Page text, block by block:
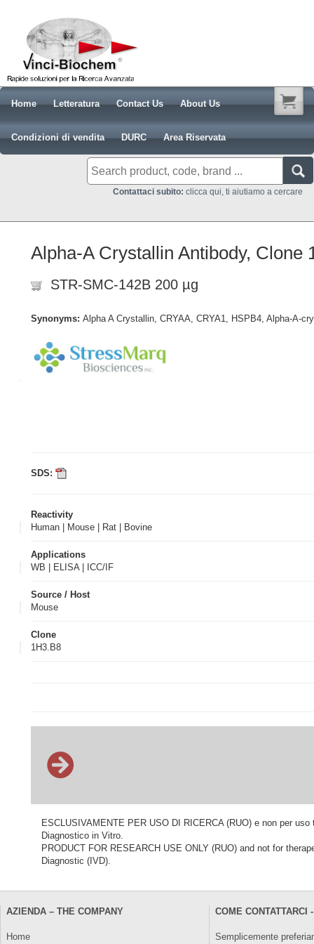
Home Letteratura Contact Us About Us
Condizioni di vendita DURC Area Riservata
Contattaci subito: clicca qui, ti aiutiamo a cercare
Alpha-A Crystallin Antibody, Clone
STR-SMC-142B 200 µg
Synonyms: Alpha A Crystallin, CRYAA, CRYA1, HSPB4, Alpha-A-
SDS:
Reactivity
Human | Mouse | Rat | Bovine
Applications
WB | ELISA | ICC/IF
Source / Host
Mouse
Clone
1H3.B8
ESCLUSIVAMENTE PER USO DI RICERCA (RUO) e non per
Diagnostico in Vitro.
PRODUCT FOR RESEARCH USE ONLY (RUO) and not for
Diagnostic (IVD).
AZIENDA – THE COMPANY
Home
COME CONTATTARCI
Semplicemente